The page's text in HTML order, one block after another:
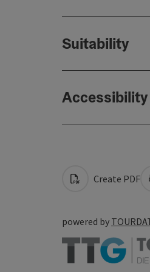
Suitability
Accessibility
Create PDF
powered by